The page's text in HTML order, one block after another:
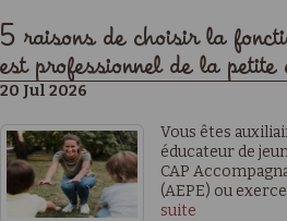
5 raisons de choisir la
est professionnel de la petite
20 Jul 2026
Vous êtes
éducateur de
CAP
(AEPE) ou
suite